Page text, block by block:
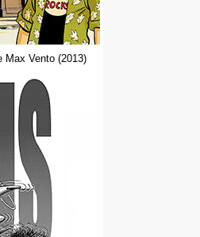
Max Vento (2013)